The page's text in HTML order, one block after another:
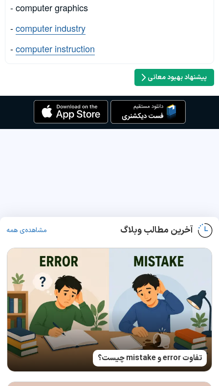
- computer graphics
-computer industry
-computer instruction
پیشنهاد بهبود معانی
آخرین مطالب وبلاگ مشاهده‌ی همه
تفاوت error و mistake چیست؟